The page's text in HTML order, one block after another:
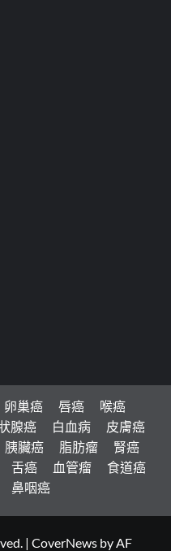
卵巢癌 唇癌
喉癌
腺癌 白血病
皮膚癌
胰臟癌 脂肪瘤
腎癌
舌癌 血管瘤
食道癌
鼻咽癌
| CoverNews by AF